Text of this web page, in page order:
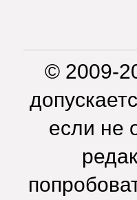
© 2009-
если не